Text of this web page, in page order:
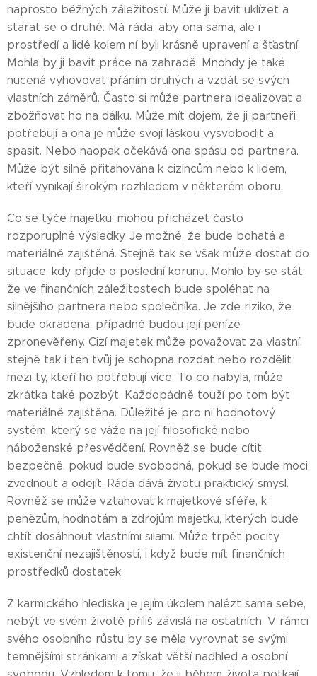
naprosto běžných záležitostí. Může ji bavit uklízet a
starat se o druhé. Má ráda, aby ona sama, ale i
prostředí a lidé kolem ní byli krásně upravení a šťastní.
Mohla by ji bavit práce na zahradě. Mnohdy je také
nucená vyhovovat přáním druhých a vzdát se svých
vlastních záměrů. Často si může partnera idealizovat a
zbožňovat ho na dálku. Může mít dojem, že ji partneři
potřebují a ona je může svojí láskou vysvobodit a
spasit. Nebo naopak očekává ona spásu od partnera.
Může být silně přitahována k cizincům nebo k lidem,
kteří vynikají širokým rozhledem v některém oboru.
Co se týče majetku, mohou přicházet často
rozporuplné výsledky. Je možné, že bude bohatá a
materiálně zajištěná. Stejně tak se však může dostat do
situace, kdy přijde o poslední korunu. Mohlo by se stát,
že ve finančních záležitostech bude spoléhat na
silnějšího partnera nebo společníka. Je zde riziko, že
bude okradena, případně budou její peníze
zpronevěřeny. Cizí majetek může považovat za vlastní,
stejně tak i ten tvůj je schopna rozdat nebo rozdělit
mezi ty, kteří ho potřebují více. To co nabyla, může
zkrátka také pozbýt. Každopádně touží po tom být
materiálně zajištěna. Důležité je pro ni hodnotový
systém, který se váže na její filosofické nebo
náboženské přesvědčení. Rovněž se bude cítit
bezpečně, pokud bude svobodná, pokud se bude moci
zvednout a odejít. Ráda dává životu praktický smysl.
Rovněž se může vztahovat k majetkové sféře, k
penězům, hodnotám a zdrojům majetku, kterých bude
chtít dosáhnout vlastními silami. Může trpět pocity
existenční nezajištěnosti, i když bude mít finančních
prostředků dostatek.
Z karmického hlediska je jejím úkolem nalézt sama sebe,
nebýt ve svém životě příliš závislá na ostatních. V rámci
svého osobního růstu by se měla vyrovnat se svými
temnějšími stránkami a získat větší nadhled a osobní